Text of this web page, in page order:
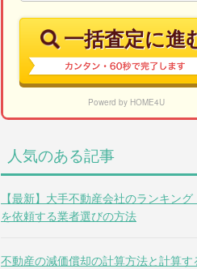
一括査定に進
Powerd by HOME4U
人気のある記事
【最新】大手不動産会社のランキン
を依頼する業者選びの方法
不動産の減価償却の計算方法と計算す